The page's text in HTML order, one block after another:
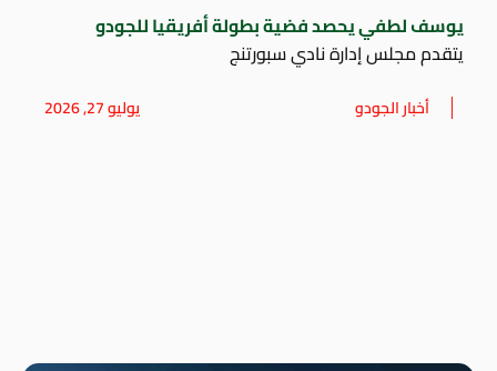
يوسف لطفي يحصد فضية بطولة أفريقيا للجودو
يتقدم مجلس إدارة نادي سبورتنج
أخبار الجودو يوليو 27, 2026